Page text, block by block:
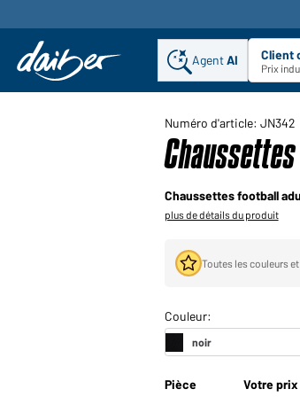
AgentAI Client
Prix
Numéro d'article: JN342
Chaussettes football
plus de détails du produit
Toutes les couleurs
Pièce Votre